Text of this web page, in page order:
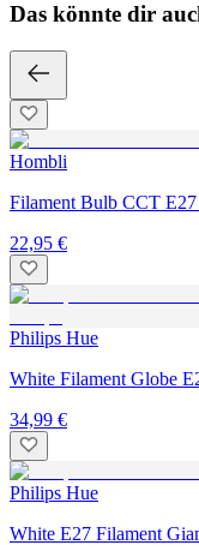
Das könnte dir
Hombli
Filament Bulb CCT
22,95 €
Philips Hue
White Filament Globe
34,99 €
Philips Hue
White E27 Filament